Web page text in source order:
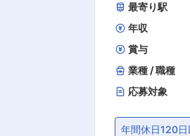
らかの要因で
最寄り駅
年収
賞与
業種 / 職種
応募対象
年間休日120日